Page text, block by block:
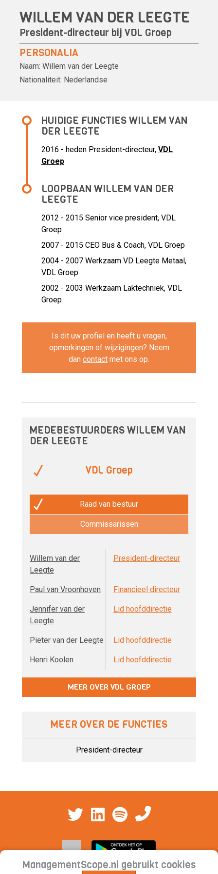
WILLEM VAN DER LEEGTE
President-directeur bij VDL Groep
PERSONALIA
Naam: Willem van der Leegte
Nationaliteit: Nederlandse
HUIDIGE FUNCTIES WILLEM VAN
DER LEEGTE
2016 - heden President-directeur, VDL
Groep
LOOPBAAN WILLEM VAN DER
LEEGTE
2012 - 2015 Senior vice president, VDL
Groep
2007 - 2015 CEO Bus & Coach, VDL Groep
2004 - 2007 Werkzaam VD Leegte Metaal,
VDL Groep
2002 - 2003 Werkzaam Laktechniek, VDL
Groep
Is dit uw profiel en heeft u vragen,
opmerkingen of wijzigingen? Neem
dan contact met ons op.
MEDEBESTUURDERS WILLEM VAN
DER LEEGTE
VDL Groep
Raad van bestuur
Commissarissen
Willem van der
Leegte
President-directeur
Paul van Vroonhoven Financieel directeur
Jennifer van der
Leegte
Lid hoofddirectie
Pieter van der Leegte Lid hoofddirectie
Henri Koolen Lid hoofddirectie
MEER OVER VDL GROEP
MEER OVER DE FUNCTIES
President-directeur
ManagementScope.nl gebruikt cookies